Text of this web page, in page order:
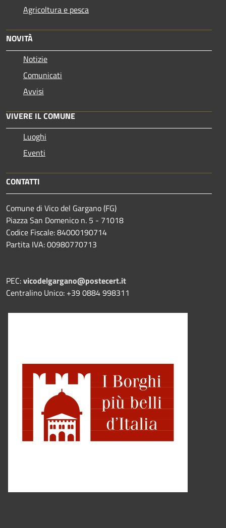
Agricoltura e pesca
NOVITÀ
Notizie
Comunicati
Avvisi
VIVERE IL COMUNE
Luoghi
Eventi
CONTATTI
Comune di Vico del Gargano (FG)
Piazza San Domenico n. 5 - 71018
Codice Fiscale: 84000190714
Partita IVA: 00980770713
PEC:vicodelgargano@postecert.it
Centralino Unico: +39 0884 998311